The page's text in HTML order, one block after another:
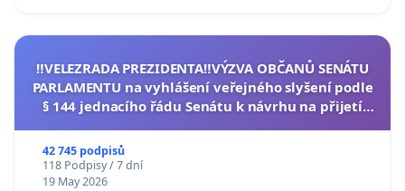
‼️VELEZRADA PREZIDENTA‼️VÝZVA OBČANŮ SENÁTU
PARLAMENTU na vyhlášení veřejného slyšení podle
§ 144 jednacího řádu Senátu k návrhu na přijetí
42 745 podpisů
118 Podpisy / 7 dní
19 May 2026